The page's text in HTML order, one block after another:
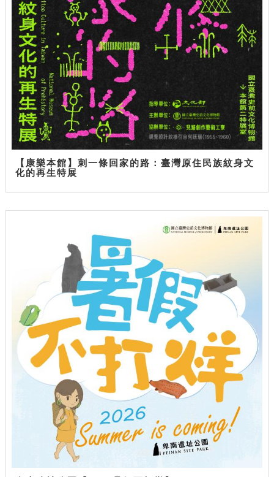
【康樂本館】刺一條回家的路：臺灣原住民族紋身文
化的再生特展